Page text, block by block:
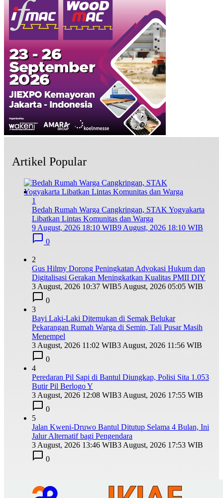
Artikel Popular
1
Bedah Rumah Warga Cangkringan, STAK Yogyakarta
Libatkan Lintas Komunitas dan Warga
9 August, 2026 18:10 WIB9 August, 2026 18:10 WIB
0
2
Gus Hilmy Dorong Peningkatan Advokasi Hukum dan
Digitalisasi Gerakan Meningkatkan Kualitas PMII DIY
3 August, 2026 10:37 WIB5 August, 2026 05:05 WIB
0
3
Bayi Laki-Laki Ditemukan di Semak Belukar
Pekarangan Rumah Warga di Semin, Tali Pusar Masih
Menempel
3 August, 2026 11:02 WIB3 August, 2026 11:56 WIB
0
4
Peredaran Pil Sapi di Bantul Diungkap, Polisi Sita 1.053
Butir Pil Berlogo Y
3 August, 2026 12:08 WIB3 August, 2026 17:55 WIB
0
5
Jalan Kweni-Druwo Bantul Ditutup Selama 4 Bulan, Ini
Jalur Alternatif bagi Pengendara
3 August, 2026 13:46 WIB3 August, 2026 17:53 WIB
0